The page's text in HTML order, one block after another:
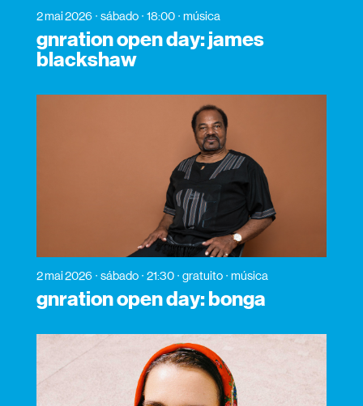
2 mai 2026 sábado 18:00 música
gnration open day: james
blackshaw
2 mai 2026 sábado 21:30 gratuito música
gnration open day: bonga